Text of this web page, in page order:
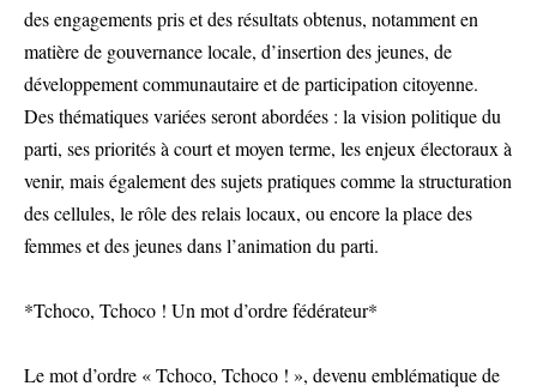
des engagements pris et des résultats obtenus, notamment en
matière de gouvernance locale, d’insertion des jeunes, de
développement communautaire et de participation citoyenne.
Des thématiques variées seront abordées : la vision politique du
parti, ses priorités à court et moyen terme, les enjeux électoraux à
venir, mais également des sujets pratiques comme la structuration
des cellules, le rôle des relais locaux, ou encore la place des
femmes et des jeunes dans l’animation du parti.
*Tchoco, Tchoco ! Un mot d’ordre fédérateur*
Le mot d’ordre « Tchoco, Tchoco ! », devenu emblématique de